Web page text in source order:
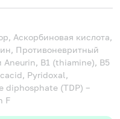
Аскорбиновая кислота,
Противоневритный
Aneurin, B1 (thiamine), B5
Pyridoxal,
diphosphate (TDP) –
F